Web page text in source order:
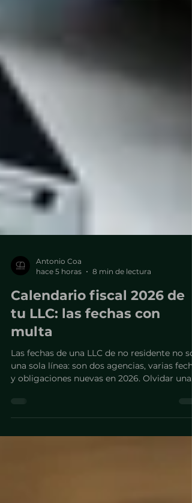
hace 5 horas
8 min de lectura
Calendario fiscal 2026 de
tu LLC: las fechas con
multa
Las fechas de una LLC de no residente no
una sola línea: son dos agencias, varias